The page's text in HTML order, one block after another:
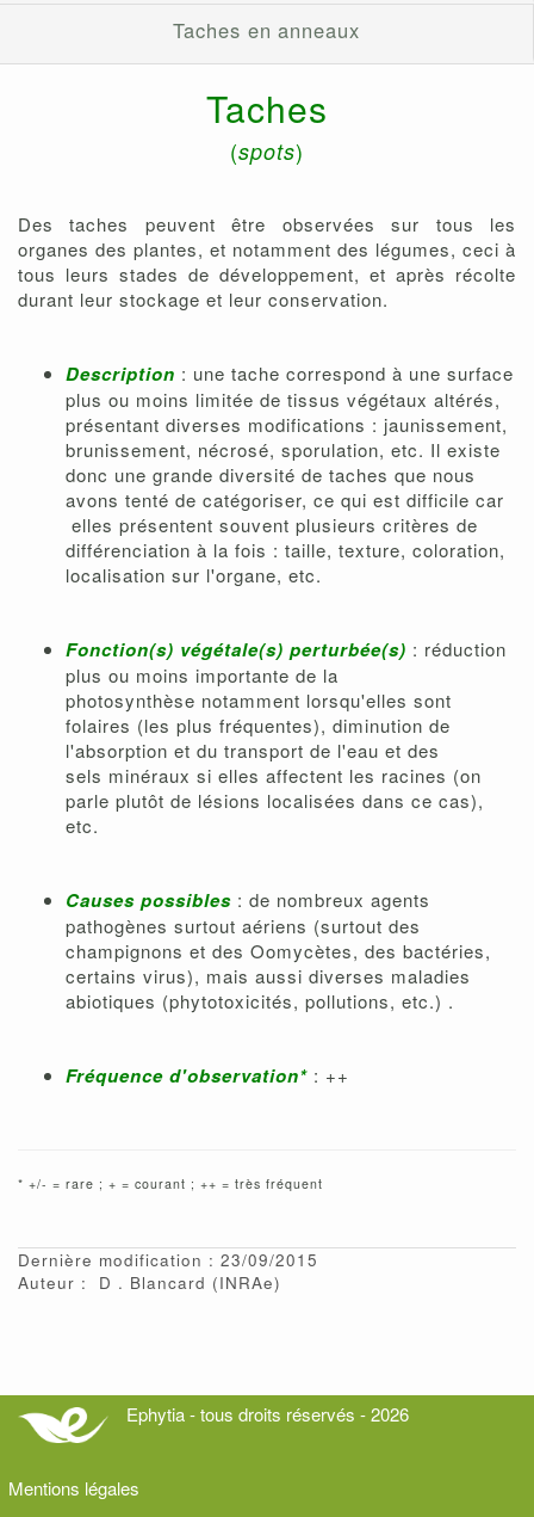
Taches en anneaux
Taches
(spots)
Des taches peuvent être observées sur tous les
organes des plantes, et notamment des légumes, ceci à
tous leurs stades de développement, et après récolte
durant leur stockage et leur conservation.
Description : une tache correspond à une surface
plus ou moins limitée de tissus végétaux altérés,
présentant diverses modifications : jaunissement,
brunissement, nécrosé, sporulation, etc. Il existe
donc une grande diversité de taches que nous
avons tenté de catégoriser, ce qui est difficile car
elles présentent souvent plusieurs critères de
différenciation à la fois : taille, texture, coloration,
localisation sur l'organe, etc.
Fonction(s) végétale(s) perturbée(s) : réduction
plus ou moins importante de la
photosynthèse notamment lorsqu'elles sont
folaires (les plus fréquentes), diminution de
l'absorption et du transport de l'eau et des
sels minéraux si elles affectent les racines (on
parle plutôt de lésions localisées dans ce cas),
etc.
Causes possibles : de nombreux agents
pathogènes surtout aériens (surtout des
champignons et des Oomycètes, des bactéries,
certains virus), mais aussi diverses maladies
abiotiques (phytotoxicités, pollutions, etc.) .
Fréquence d'observation* : ++
* +/- = rare ; + = courant ; ++ = très fréquent
Dernière modification : 23/09/2015
Auteur :
D Blancard (INRAe)
Ephytia - tous droits réservés - 2026
Mentions légales